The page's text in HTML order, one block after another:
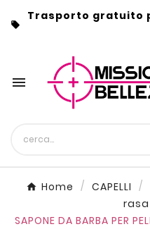

Trasporto gratuito

Home CAPELLI
SAPONE DA BARBA PER